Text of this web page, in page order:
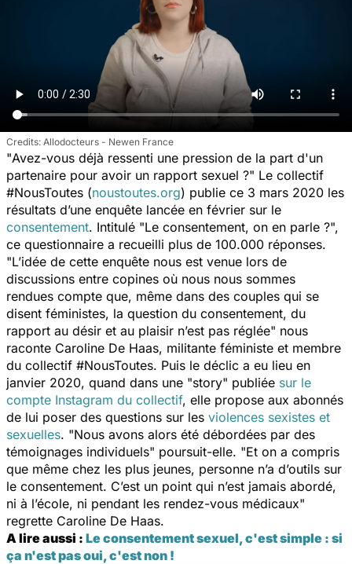
Allodocteurs - Newen France
"Avez-vous déjà ressenti une pression de la part d'un
partenaire pour avoir un rapport sexuel ?" Le collectif
#NousToutes (noustoutes.org) publie ce 3 mars 2020 les
résultats d’une enquête lancée en février sur le
consentement. Intitulé "Le consentement, on en parle ?",
ce questionnaire a recueilli plus de 100.000 réponses.
"L’idée de cette enquête nous est venue lors de
discussions entre copines où nous nous sommes
rendues compte que, même dans des couples qui se
disent féministes, la question du consentement, du
rapport au désir et au plaisir n’est pas réglée" nous
raconte Caroline De Haas, militante féministe et membre
du collectif #NousToutes. Puis le déclic a eu lieu en
janvier 2020, quand dans une "story" publiée sur le
compte Instagram du collectif, elle propose aux abonnés
de lui poser des questions sur les violences sexistes et
sexuelles. "Nous avons alors été débordées par des
témoignages individuels" poursuit-elle. "Et on a compris
que même chez les plus jeunes, personne n’a d’outils sur
le consentement. C’est un point qui n’est jamais abordé,
ni à l’école, ni pendant les rendez-vous médicaux"
regrette Caroline De Haas.
A lire aussi : Le consentement sexuel, c'est simple : si
ça n'est pas oui, c'est non !